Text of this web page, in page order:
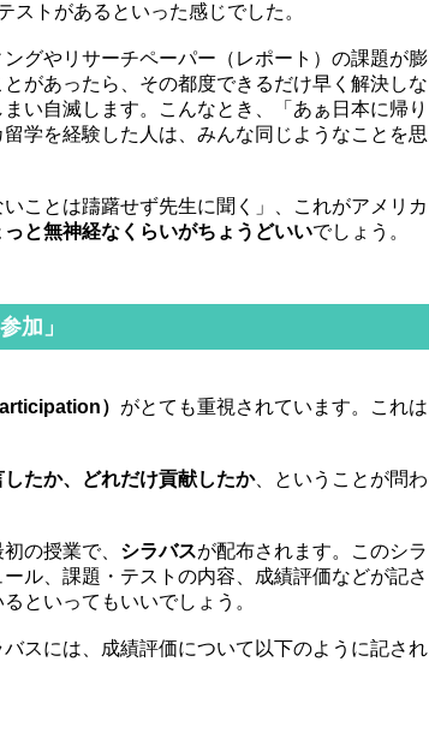
ストがあるといった感じでした。
グやリサーチペーパー（レポート）の課題が膨
があったら、その都度できるだけ早く解決しな
い自滅します。こんなとき、「あぁ日本に帰り
学を経験した人は、みんな同じようなことを思
ことは躊躇せず先生に聞く」、これがアメリカ
っと無神経なくらいがちょうどいいでしょう。
加」
） がとても重視されています。これは
たか、どれだけ貢献したか、ということが問わ
の授業で、 シラバスが配布されます。このシラ
ル、課題・テストの内容、成績評価などが記さ
といってもいいでしょう。
スには、成績評価について以下のように記され